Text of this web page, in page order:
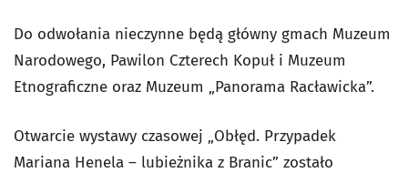
Do odwołania nieczynne będą główny gmach Muzeum
Narodowego, Pawilon Czterech Kopuł i Muzeum
Etnograficzne oraz Muzeum „Panorama Racławicka”.
Otwarcie wystawy czasowej „Obłęd. Przypadek
Mariana Henela – lubieżnika z Branic” zostało